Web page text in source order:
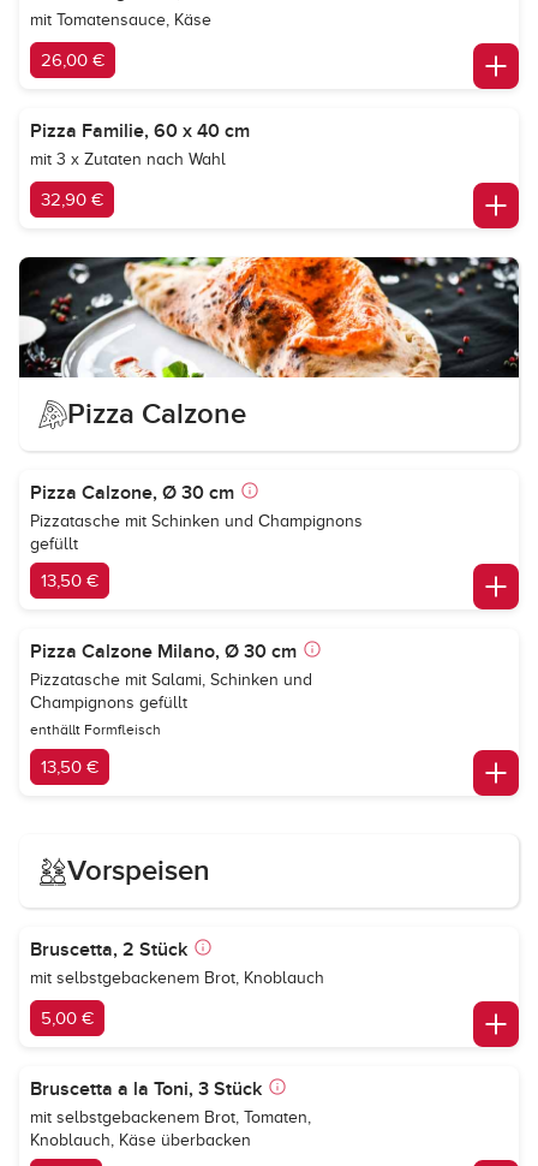
mit Tomatensauce, Käse
26,00 €
Pizza Familie, 60 x 40 cm
mit 3 x Zutaten nach Wahl
32,90 €
Pizza Calzone
Pizza Calzone, Ø 30 cm
Pizzatasche mit Schinken und Сhampignons
gefüllt
13,50 €
Pizza Calzone Milano, Ø 30 cm
Pizzatasche mit Salami, Schinken und
Сhampignons gefüllt
enthällt Formfleisch
13,50 €
Vorspeisen
Bruscetta, 2 Stück
mit selbstgebackenem Brot, Knoblauch
5,00 €
Bruscetta a la Toni, 3 Stück
mit selbstgebackenem Brot, Tomaten,
Knoblauch, Käse überbacken